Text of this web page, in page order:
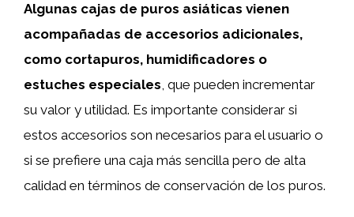
Algunas cajas de puros asiáticas vienen
acompañadas de accesorios adicionales,
como cortapuros, humidificadores o
estuches especiales, que pueden incrementar
su valor y utilidad. Es importante considerar si
estos accesorios son necesarios para el usuario o
si se prefiere una caja más sencilla pero de alta
calidad en términos de conservación de los puros.